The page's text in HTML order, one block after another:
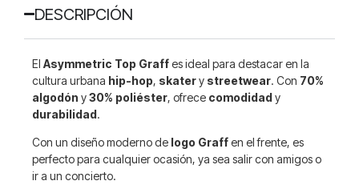
DESCRIPCIÓN
El Asymmetric Top Graffes ideal para destacar en la
cultura urbana hip-hop, skatery streetwear. Con 70%
algodón y30% poliéster, ofrece comodidady
durabilidad.
Con un diseño moderno de logo Graffen el frente, es
perfecto para cualquier ocasión, ya sea salir con amigos o
ir a un concierto.